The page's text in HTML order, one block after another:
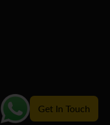
Get In Touch